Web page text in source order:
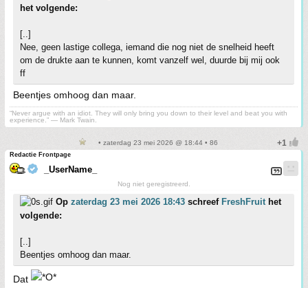
het volgende:
[..]
Nee, geen lastige collega, iemand die nog niet de snelheid heeft
om de drukte aan te kunnen, komt vanzelf wel, duurde bij mij ook
ff
Beentjes omhoog dan maar.
“Never argue with an idiot. They will only bring you down to their level and beat you with
experience.” ― Mark Twain.
• zaterdag 23 mei 2026 @ 18:44 • 86
Redactie Frontpage
_UserName_
Nog niet geregistreerd.
Op zaterdag 23 mei 2026 18:43 schreef FreshFruithet
volgende:
[..]
Beentjes omhoog dan maar.
Dat